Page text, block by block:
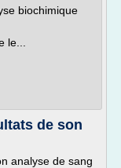
biochimique
de son
analyse de sang